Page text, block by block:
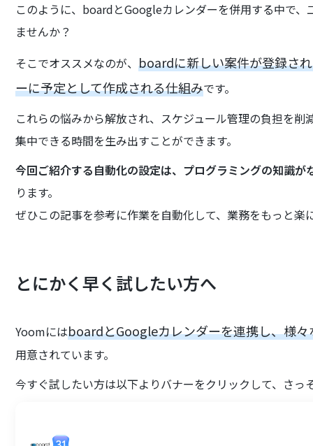
このように、boardとGoogleカレンダーを併用する中で
ませんか？
そこでオススメなのが、boardに新しい案件が登録さ
ーに予定として作成される仕組みです。
これらの悩みから解放され、スケジュール管理の負担を
集中できる時間を生み出すことができます。
今回ご紹介する自動化の設定は、プログラミングの知識が
ります。
ぜひこの記事を参考に作業を自動化して、業務をもっと楽
とにかく早く試したい方へ
YoomにはboardとGoogleカレンダーを連携し、様
用意されています。
今すぐ試したい方は以下よりバナーをクリックして、さっ